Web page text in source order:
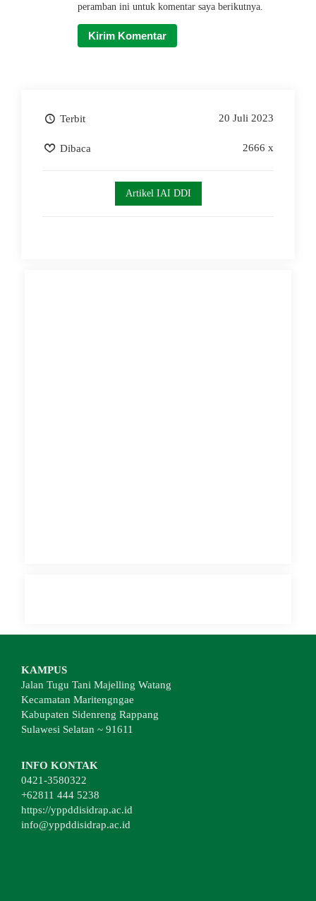
peramban ini untuk komentar saya berikutnya.
Terbit 20 Juli 2023
Dibaca 2666 x
Artikel IAI DDI
KAMPUS
Jalan Tugu Tani Majelling Watang
Kecamatan Maritengngae
Kabupaten Sidenreng Rappang
Sulawesi Selatan ~ 91611
INFO KONTAK
0421-3580322
+62811 444 5238
https://yppddisidrap.ac.id
info@yppddisidrap.ac.id